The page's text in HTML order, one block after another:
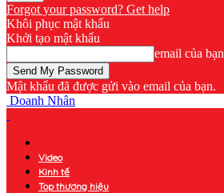
Forgot your password? Get help
Khôi phục mật khẩu
Khởi tạo mật khẩu
email của bạn
Mật khẩu đã được gửi vào email của bạn.
Doanh Nhân
Video
Kinh tế
Top thương hiệu